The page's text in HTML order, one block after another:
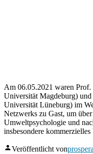
Am 06.05.2021 waren
Universität Magdeburg)
Universität Lüneburg) im
Netzwerks zu Gast, um
Umweltpsychologie und
insbesondere
Veröffentlicht von